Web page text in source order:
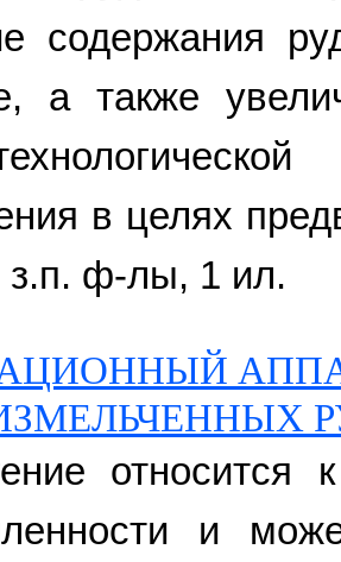
содержания
а также
в целях
з.п. ф-лы, 1 ил.
относится
и